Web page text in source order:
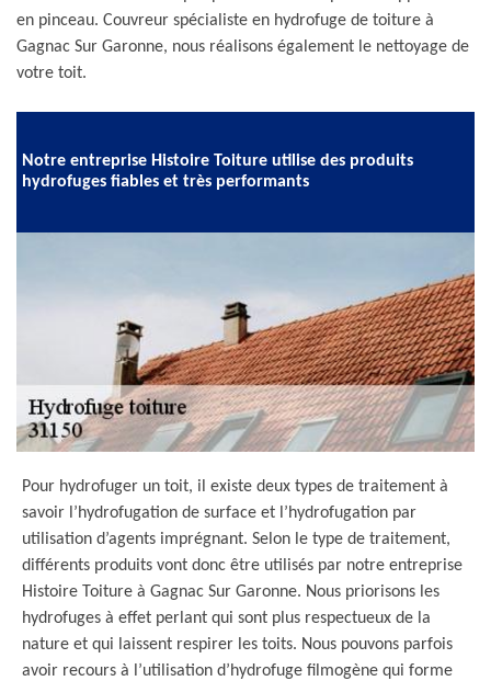
en pinceau. Couvreur spécialiste en hydrofuge de toiture à
Gagnac Sur Garonne, nous réalisons également le nettoyage de
votre toit.
Notre entreprise Histoire Toiture utilise des produits
hydrofuges fiables et très performants
Pour hydrofuger un toit, il existe deux types de traitement à
savoir l’hydrofugation de surface et l’hydrofugation par
utilisation d’agents imprégnant. Selon le type de traitement,
différents produits vont donc être utilisés par notre entreprise
Histoire Toiture à Gagnac Sur Garonne. Nous priorisons les
hydrofuges à effet perlant qui sont plus respectueux de la
nature et qui laissent respirer les toits. Nous pouvons parfois
avoir recours à l’utilisation d’hydrofuge filmogène qui forme